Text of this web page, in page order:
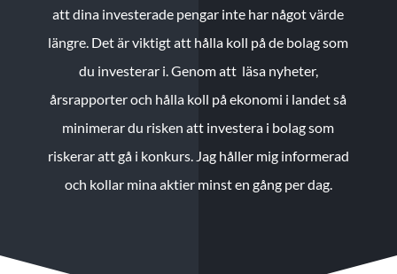
att dina investerade pengar inte har något värde
längre. Det är viktigt att hålla koll på de bolag som
du investerar i. Genom att läsa nyheter,
årsrapporter och hålla koll på ekonomi i landet så
minimerar du risken att investera i bolag som
riskerar att gå i konkurs. Jag håller mig informerad
och kollar mina aktier minst en gång per dag.